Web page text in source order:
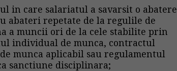
in care salariatul a savarsit o abatere
abateri repetate de la regulile de
a muncii ori de la cele stabilite prin
individual de munca, contractul
munca aplicabil sau regulamentul
sanctiune disciplinara;